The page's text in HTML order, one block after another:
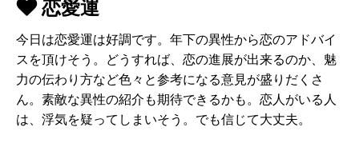
恋愛運
今日は恋愛運は好調です。年下の異性から恋のアドバイ
スを頂けそう。どうすれば、恋の進展が出来るのか、魅
力の伝わり方など色々と参考になる意見が盛りだくさ
ん。素敵な異性の紹介も期待できるかも。恋人がいる人
は、浮気を疑ってしまいそう。でも信じて大丈夫。